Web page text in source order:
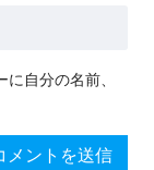
自分の名前、